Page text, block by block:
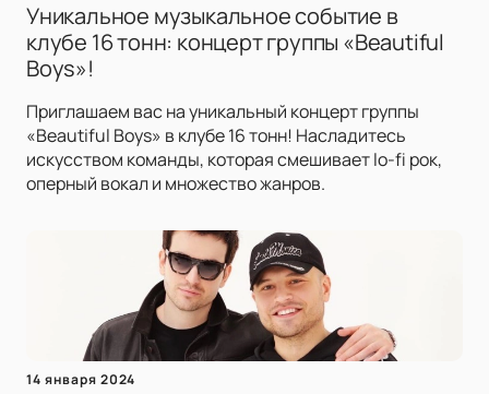
Уникальное музыкальное событие в
клубе 16 тонн: концерт группы «Beautiful
Boys»!
Приглашаем вас на уникальный концерт группы
«Beautiful Boys» в клубе 16 тонн! Насладитесь
искусством команды, которая смешивает lo-fi рок,
оперный вокал и множество жанров.
14 января 2024